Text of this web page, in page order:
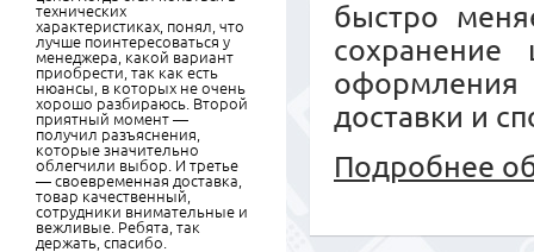
быстро
доставки и
Подробнее
технических
характеристиках, понял, что
лучше поинтересоваться у
менеджера, какой вариант
приобрести, так как есть
нюансы, в которых не очень
хорошо разбираюсь. Второй
приятный момент —
получил разъяснения,
которые значительно
облегчили выбор. И третье
— своевременная доставка,
товар качественный,
сотрудники внимательные и
вежливые. Ребята, так
держать, спасибо.